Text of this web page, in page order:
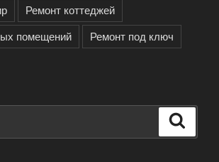
Ремонт коттеджей
помещений
Ремонт под ключ